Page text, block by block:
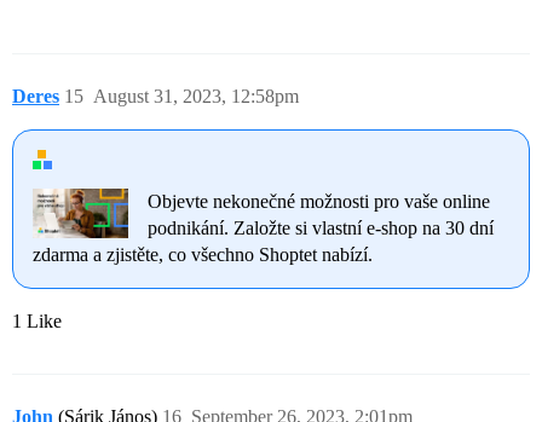
Deres August 31, 2023, 12:58pm
15
Objevte nekonečné možnosti pro vaše online
podnikání. Založte si vlastní e-shop na 30 dní
zdarma a zjistěte, co všechno Shoptet nabízí.
1 Like
John (Sárik János) September 26, 2023, 2:01pm
16